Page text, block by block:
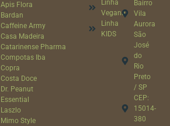
Apis Flora
Bardan
Caffeine Army
Casa Madeira
Catarinense Pharma
Compotas Iba
Copra
Costa Doce
Dr. Peanut
Essential
Laszlo
Mimo Style
Linha
Vegana
Linha
KIDS
Bairro
Vila
Aurora
São
José
do
Rio
Preto
/ SP
CEP:
15014-
380